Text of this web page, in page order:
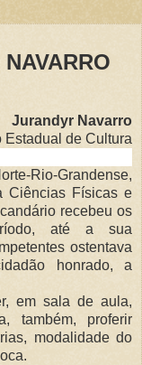
Jurandyr Navarro
Estadual de Cultura
Rio-Grandense,
Ciências Físicas e
recebeu os
até a sua
ostentava
honrado, a
em sala de aula,
também, proferir
modalidade do